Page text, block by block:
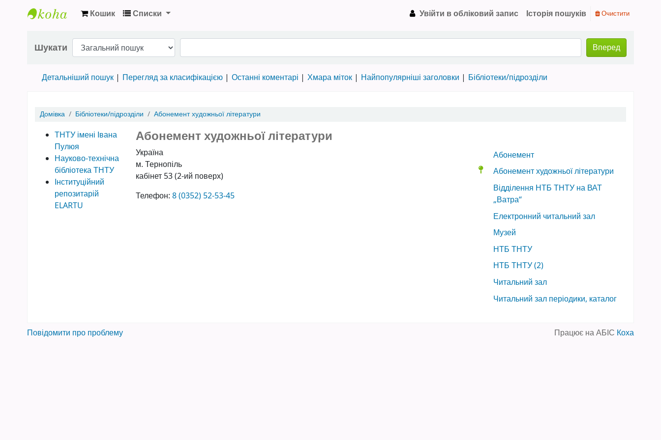
Кошик Списки Увійти в обліковий запис Історія пошуків Очистити
Шукати Вперед
Детальніший пошук Перегляд за класифікацією Останні коментарі Хмара міток Найпопулярніші заголовки Бібліотеки/підрозділи
Домівка Бібліотеки/підрозділи Абонемент художньої літератури
ТНТУ імені Івана
Пулюя
Науково-технічна
бібліотека ТНТУ
Інституційний
репозитарій
ELARTU
Абонемент художньої літератури
Україна
м. Тернопіль
кабінет 53 (2-ий поверх)
Телефон:8 (0352) 52-53-45
Абонемент
Абонемент художньої літератури
Відділення НТБ ТНТУ на ВАТ
„Ватра“
Електронний читальний зал
Музей
НТБ ТНТУ
НТБ ТНТУ (2)
Читальний зал
Читальний зал періодики, каталог
Повідомити про проблему Працює на АБІС Коха